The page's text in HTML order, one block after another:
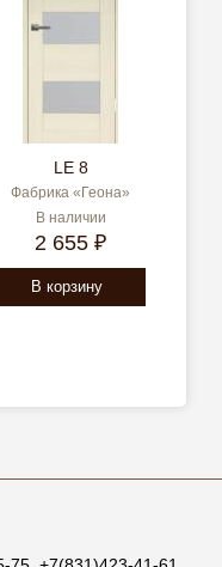
LE 8
Фабрика «Геона»
В наличии
2 655 ₽
В корзину